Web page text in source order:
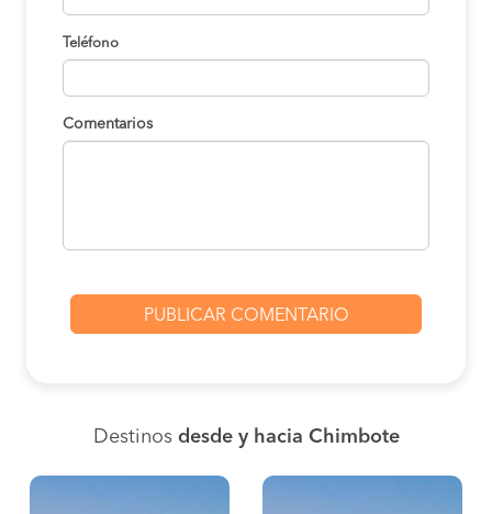
Teléfono
Comentarios
Destinos desde y hacia Chimbote